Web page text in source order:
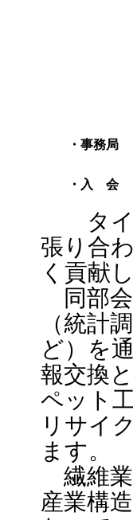
・事務局
・入 会
タイ
張り合
く貢献
同部会
（統計
ど）を
報交換
ペット
リサイ
ます。
繊維業
産業構